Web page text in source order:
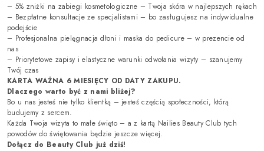
– 5% zniżki na zabiegi kosmetologiczne – Twoja skóra w najlepszych rękach
– Bezpłatne konsultacje ze specjalistami – bo zasługujesz na indywidualne
podejście
– Profesjonalna pielęgnacja dłoni i maska do pedicure – w prezencie od
nas
– Priorytetowe zapisy i elastyczne warunki odwołania wizyty – szanujemy
Twój czas
KARTA WAŻNA 6 MIESIĘCY OD DATY ZAKUPU.
Dlaczego warto być z nami bliżej?
Bo u nas jesteś nie tylko klientką – jesteś częścią społeczności, którą
budujemy z sercem.
Każda Twoja wizyta to małe święto – a z kartą Nailies Beauty Club tych
powodów do świętowania będzie jeszcze więcej.
Dołącz do Beauty Club już dziś!